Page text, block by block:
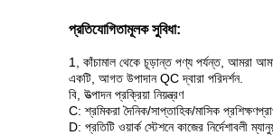
প্রতিযোগিতামূলক সুবিধা:
1, কাঁচামাল থেকে চূড়ান্ত পণ্য পর্যন্ত, আমরা
একটি, আগত উপাদান QC দ্বারা পরিদর্শন.
বি, উত্পাদন প্রক্রিয়া নিয়ন্ত্রণ
C: শ্রমিকরা দৈনিক/সাপ্তাহিক/মাসিক
D: প্রতিটি ওয়ার্ক স্টেশনে কাজের নির্দেশাবলী